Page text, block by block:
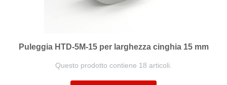
Puleggia HTD-5M-15 per larghezza cinghia 15 mm
Questo prodotto contiene 18 articoli.